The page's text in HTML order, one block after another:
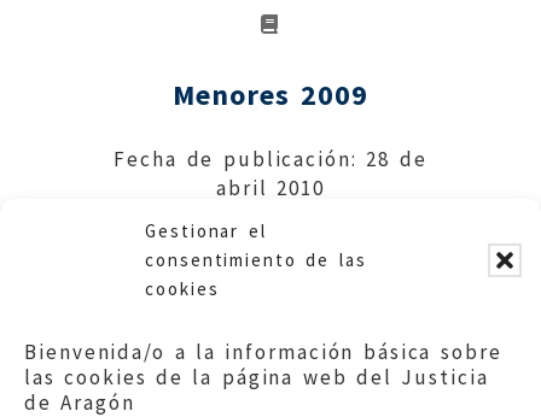
Gestionar el
consentimiento de las
cookies
Bienvenida/o a la información básica sobre
las cookies de la página web del Justicia
de Aragón
Menores 2009
Fecha de publicación: 28 de
abril 2010
Descargar